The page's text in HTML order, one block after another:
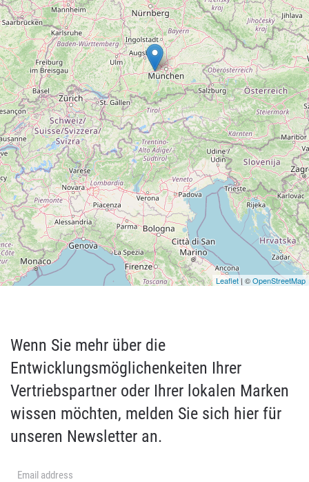
Leaflet | ©OpenStreetMap
Wenn Sie mehr über die
Entwicklungsmöglichenkeiten Ihrer
Vertriebspartner oder Ihrer lokalen Marken
wissen möchten, melden Sie sich hier für
unseren Newsletter an.